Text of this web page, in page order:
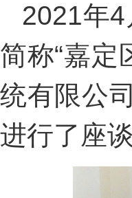
2021年
简称“嘉定
统有限公
进行了座谈